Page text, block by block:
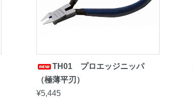
TH01 プロエッジニッパ
（極薄平刃）
¥5,445